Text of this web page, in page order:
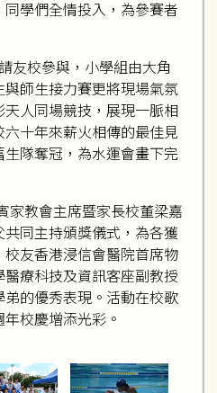
學們全情投入，為參賽者
校參與，小學組由大角
師生接力賽更將現場氣氛
人同場競技，展現一脈相
十年來薪火相傳的最佳見
隊奪冠，為水運會畫下完
教會主席暨家長校董梁嘉
同主持頒獎儀式，為各獲
友香港浸信會醫院首席物
療科技及資訊客座副教授
的優秀表現。活動在校歌
校慶增添光彩。